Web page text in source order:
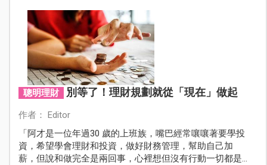
聰明理財 別等了！理財規劃就從「現在」做起
作者： Editor
「阿才是一位年過30 歲的上班族，嘴巴經常嚷嚷著要學投
資，希望學會理財和投資，做好財務管理，幫助自己加
薪，但說和做完全是兩回事，心裡想但沒有行動一切都是